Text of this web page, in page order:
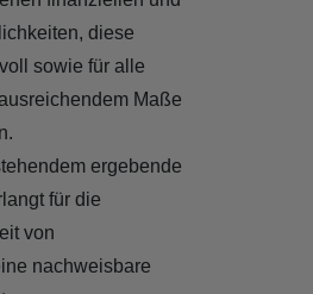
diese
sowie für alle
Maße
ergebende
für die
von
nachweisbare